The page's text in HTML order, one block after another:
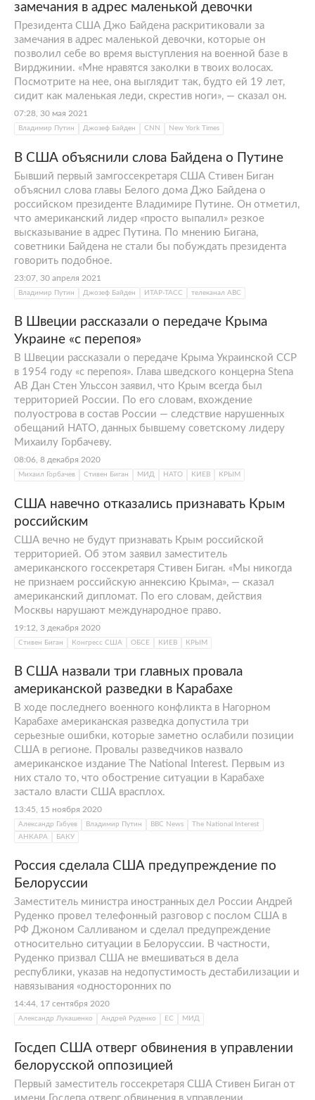
замечания в адрес маленькой девочки
Президента США Джо Байдена раскритиковали за
замечания в адрес маленькой девочки, которые он
позволил себе во время выступления на военной базе в
Вирджинии. «Мне нравятся заколки в твоих волосах.
Посмотрите на нее, она выглядит так, будто ей 19 лет,
сидит как маленькая леди, скрестив ноги», — сказал он.
07:28, 30 мая 2021
Владимир Путин Джозеф Байден CNN New York Times
В США объяснили слова Байдена о Путине
Бывший первый замгоссекретаря США Стивен Биган
объяснил слова главы Белого дома Джо Байдена о
российском президенте Владимире Путине. Он отметил,
что американский лидер «просто выпалил» резкое
высказывание в адрес Путина. По мнению Бигана,
советники Байдена не стали бы побуждать президента
говорить подобное.
23:07, 30 апреля 2021
Владимир Путин Джозеф Байден ИТАР-ТАСС телеканал АВС
В Швеции рассказали о передаче Крыма
Украине «с перепоя»
В Швеции рассказали о передаче Крыма Украинской ССР
в 1954 году «с перепоя». Глава шведского концерна Stena
AB Дан Стен Ульссон заявил, что Крым всегда был
территорией России. По его словам, вхождение
полуострова в состав России — следствие нарушенных
обещаний НАТО, данных бывшему советскому лидеру
Михаилу Горбачеву.
08:06, 8 декабря 2020
Михаил Горбачев Стивен Биган МИД НАТО КИЕВ КРЫМ
США навечно отказались признавать Крым
российским
США вечно не будут признавать Крым российской
территорией. Об этом заявил заместитель
американского госсекретаря Стивен Биган. «Мы никогда
не признаем российскую аннексию Крыма», — сказал
американский дипломат. По его словам, действия
Москвы нарушают международное право.
19:12, 3 декабря 2020
Стивен Биган Конгресс США ОБСЕ КИЕВ КРЫМ
В США назвали три главных провала
американской разведки в Карабахе
В ходе последнего военного конфликта в Нагорном
Карабахе американская разведка допустила три
серьезные ошибки, которые заметно ослабили позиции
США в регионе. Провалы разведчиков назвало
американское издание The National Interest. Первым из
них стало то, что обострение ситуации в Карабахе
застало власти США врасплох.
13:45, 15 ноября 2020
Александр Габуев Владимир Путин BBC News
The National Interest
АНКАРА
БАКУ
Россия сделала США предупреждение по
Белоруссии
Заместитель министра иностранных дел России Андрей
Руденко провел телефонный разговор с послом США в
РФ Джоном Салливаном и сделал предупреждение
относительно ситуации в Белоруссии. В частности,
Руденко призвал США не вмешиваться в дела
республики, указав на недопустимость дестабилизации и
навязывания «односторонних по
14:44, 17 сентября 2020
Александр Лукашенко Андрей Руденко ЕС МИД
Госдеп США отверг обвинения в управлении
белорусской оппозицией
Первый заместитель госсекретаря США Стивен Биган от
имени Госдепа отверг обвинения в управлении